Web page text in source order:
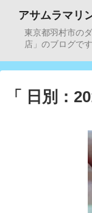
アサムラマリ
東京都羽村市の
店」のブログで
「 日別：